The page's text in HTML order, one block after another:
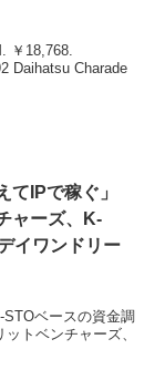
￥18,768.
Daihatsu Charade
てIPで稼ぐ」
ャーズ、K-
イワンドリー
ベースの資金調
トベンチャーズ、